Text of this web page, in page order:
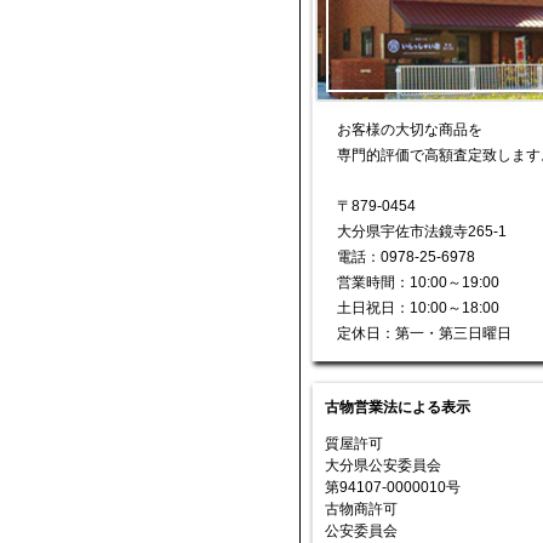
お客様の大切な商品を
専門的評価で高額査定致しま
〒879-0454
大分県宇佐市法鏡寺265-1
電話：0978-25-6978
営業時間：10:00～19:00
土日祝日：10:00～18:00
定休日：第一・第三日曜日
古物営業法による表示
質屋許可
大分県公安委員会
第94107-0000010号
古物商許可
公安委員会